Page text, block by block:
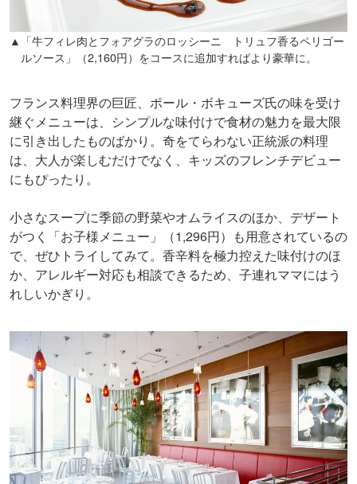
▲「牛フィレ肉とフォアグラのロッシーニ トリュフ香るペリゴー
ルソース」（2,160円）をコースに追加すればより豪華に。
フランス料理界の巨匠、ポール・ボキューズ氏の味を受け
継ぐメニューは、シンプルな味付けで食材の魅力を最大限
に引き出したものばかり。奇をてらわない正統派の料理
は、大人が楽しむだけでなく、キッズのフレンチデビュー
にもぴったり。
小さなスープに季節の野菜やオムライスのほか、デザート
がつく「お子様メニュー」（1,296円）も用意されているの
で、ぜひトライしてみて。香辛料を極力控えた味付けのほ
か、アレルギー対応も相談できるため、子連れママにはう
れしいかぎり。